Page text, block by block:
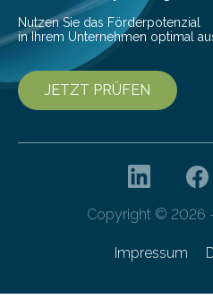
Nutzen Sie das Förderpotenzial
in Ihrem Unternehmen optimal
JETZT PRÜFEN
Copyright © 2026
Impressum